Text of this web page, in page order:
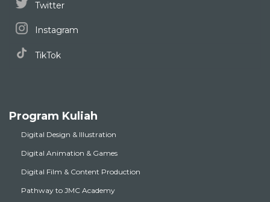
Twitter
Instagram
TikTok
Program Kuliah
Digital Design & Illustration
Digital Animation & Games
Digital Film & Content Production
Pathway to JMC Academy